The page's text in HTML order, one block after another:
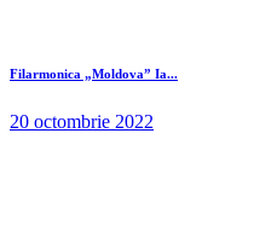
Filarmonica „Moldova” Ia...
20 octombrie 2022